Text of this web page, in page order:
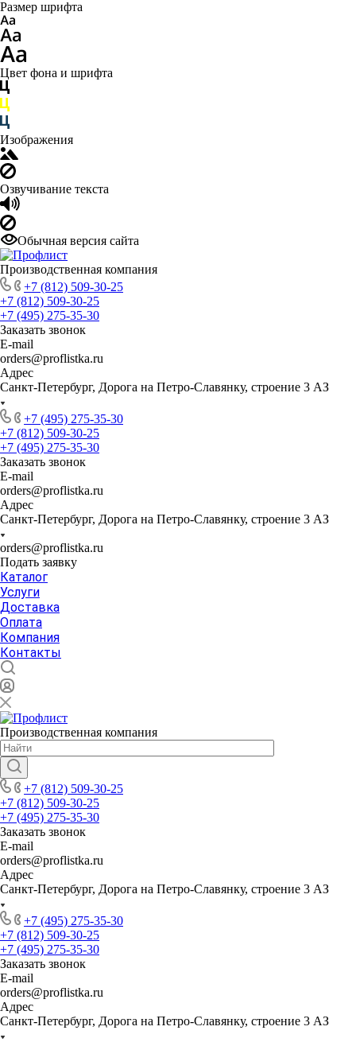
Размер шрифта
Цвет фона и шрифта
Изображения
Озвучивание текста
Обычная версия сайта
Производственная компания
+7 (812) 509-30-25
+7 (812) 509-30-25
+7 (495) 275-35-30
Заказать звонок
E-mail
orders@proflistka.ru
Адрес
Санкт-Петербург, Дорога на Петро-Славянку, строение 3 АЗ
+7 (495) 275-35-30
+7 (812) 509-30-25
+7 (495) 275-35-30
Заказать звонок
E-mail
orders@proflistka.ru
Адрес
Санкт-Петербург, Дорога на Петро-Славянку, строение 3 АЗ
orders@proflistka.ru
Подать заявку
Каталог
Услуги
Доставка
Оплата
Компания
Контакты
Производственная компания
+7 (812) 509-30-25
+7 (812) 509-30-25
+7 (495) 275-35-30
Заказать звонок
E-mail
orders@proflistka.ru
Адрес
Санкт-Петербург, Дорога на Петро-Славянку, строение 3 АЗ
+7 (495) 275-35-30
+7 (812) 509-30-25
+7 (495) 275-35-30
Заказать звонок
E-mail
orders@proflistka.ru
Адрес
Санкт-Петербург, Дорога на Петро-Славянку, строение 3 АЗ